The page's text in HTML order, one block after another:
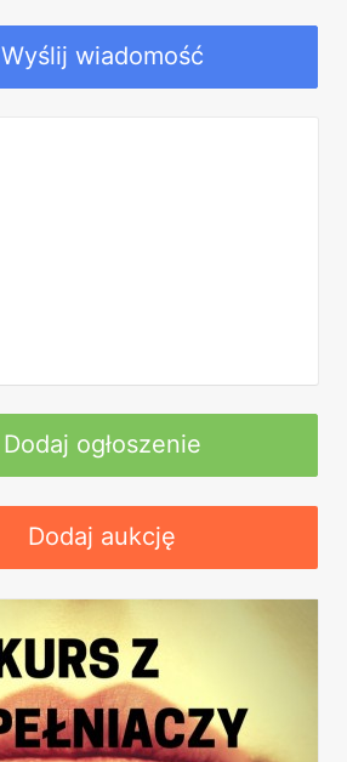
Wyślij wiadomość
Dodaj ogłoszenie
Dodaj aukcję